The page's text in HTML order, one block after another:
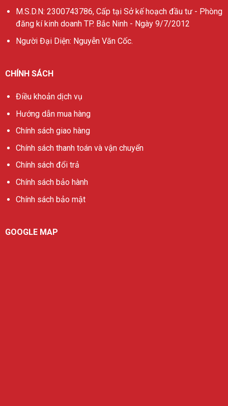
M.S.D.N: 2300743786, Cấp tại Sở kế hoạch đầu tư - Phòng
đăng kí kinh doanh TP. Bắc Ninh - Ngày 9/7/2012
Người Đại Diện: Nguyễn Văn Cốc.
CHÍNH SÁCH
Điều khoản dịch vụ
Hướng dẫn mua hàng
Chính sách giao hàng
Chính sách thanh toán và vận chuyển
Chính sách đổi trả
Chính sách bảo hành
Chính sách bảo mật
GOOGLE MAP